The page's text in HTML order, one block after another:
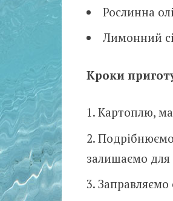
Рослинна
Лимонний
Кроки
Картоплю,
Подрібнюємо
залишаємо для